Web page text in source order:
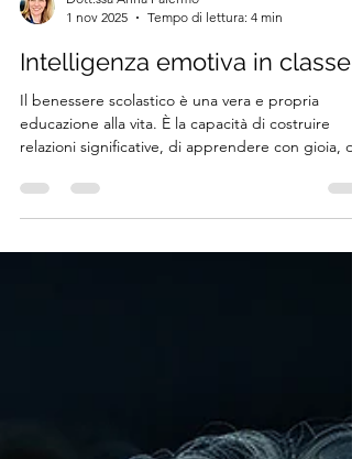
1 nov 2025
Tempo di lettura: 4 min
Intelligenza emotiva in classe
Il benessere scolastico è una vera e propria
relazioni significative, di apprendere con gioia, di